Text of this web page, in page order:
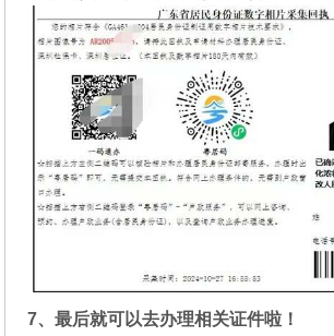
7、最后就可以去办理相关证件啦！